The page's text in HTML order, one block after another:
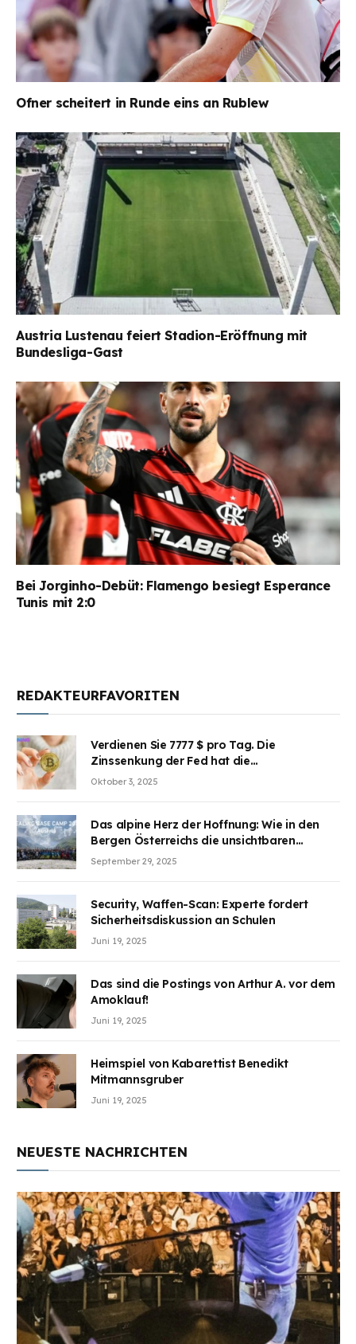
Ofner scheitert in Runde eins an Rublew
Austria Lustenau feiert Stadion-Eröffnung mit
Bundesliga-Gast
Bei Jorginho-Debüt: Flamengo besiegt Esperance
Tunis mit 2:0
REDAKTEURFAVORITEN
Verdienen Sie 7777 $ pro Tag. Die
Zinssenkung der Fed hat die
Aufmerksamkeit des Marktes erregt.
Oktober 3, 2025
Das alpine Herz der Hoffnung: Wie in den
Bergen Österreichs die unsichtbaren
Wunden des Kriegesheilen
September 29, 2025
Security, Waffen-Scan: Experte fordert
Sicherheitsdiskussion an Schulen
Juni 19, 2025
Das sind die Postings von Arthur A. vor dem
Amoklauf!
Juni 19, 2025
Heimspiel von Kabarettist Benedikt
Mitmannsgruber
Juni 19, 2025
NEUESTE NACHRICHTEN